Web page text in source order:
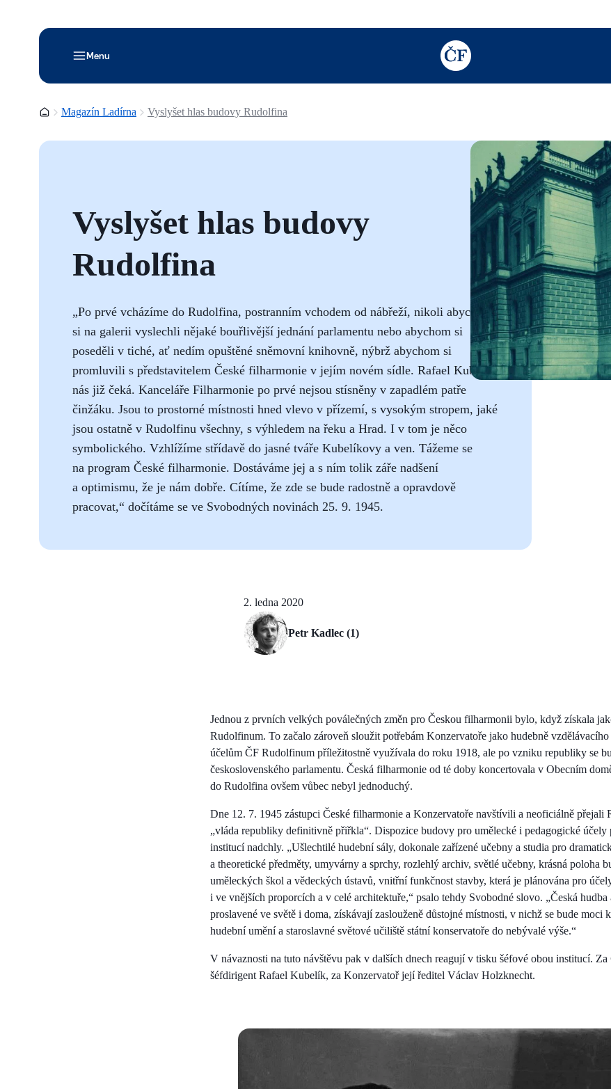
Menu
TODO: Add description for reader
Domovská stránka
Magazín Ladírna Vyslyšet hlas budovy Rudolfina
Vyslyšet hlas budovy
Rudolfina
„Po prvé vcházíme do Rudolfina, postranním vchodem od nábřeží, nikoli abychom
si na galerii vyslechli nějaké bouřlivější jednání parlamentu nebo abychom si
poseděli v tiché, ať nedím opuštěné sněmovní knihovně, nýbrž abychom si
promluvili s představitelem České filharmonie v jejím novém sídle. Rafael Kubelík
nás již čeká. Kanceláře Filharmonie po prvé nejsou stísněny v zapadlém patře
činžáku. Jsou to prostorné místnosti hned vlevo v přízemí, s vysokým stropem, jaké
jsou ostatně v Rudolfinu všechny, s výhledem na řeku a Hrad. I v tom je něco
symbolického. Vzhlížíme střídavě do jasné tváře Kubelíkovy a ven. Tážeme se
na program České filharmonie. Dostáváme jej a s ním tolik záře nadšení
a optimismu, že je nám dobře. Cítíme, že zde se bude radostně a opravdově
pracovat,“ dočítáme se ve Svobodných novinách 25. 9. 1945.
2. ledna 2020
Petr Kadlec (1)
Jednou z prvních velkých poválečných změn pro Českou filharmonii bylo, když získala
Rudolfinum. To začalo zároveň sloužit potřebám Konzervatoře jako hudebně
účelům ČF Rudolfinum příležitostně využívala do roku 1918, ale po vzniku republiky se
československého parlamentu. Česká filharmonie od té doby koncertovala v Obecním
do Rudolfina ovšem vůbec nebyl jednoduchý.
Dne 12. 7. 1945 zástupci České filharmonie a Konzervatoře navštívili a neoficiálně přejali
„vláda republiky definitivně přiřkla“. Dispozice budovy pro umělecké i pedagogické účely
institucí nadchly. „Ušlechtilé hudební sály, dokonale zařízené učebny a studia pro
a theoretické předměty, umyvárny a sprchy, rozlehlý archiv, světlé učebny, krásná poloha
uměleckých škol a vědeckých ústavů, vnitřní funkčnost stavby, která je plánována pro
i ve vnějších proporcích a v celé architektuře,“ psalo tehdy Svobodné slovo. „Česká hudba
proslavené ve světě i doma, získávají zaslouženě důstojné místnosti, v nichž se bude moci
hudební umění a staroslavné světové učiliště státní konservatoře do nebývalé výše.“
V návaznosti na tuto návštěvu pak v dalších dnech reagují v tisku šéfové obou institucí.
šéfdirigent Rafael Kubelík, za Konzervatoř její ředitel Václav Holzknecht.